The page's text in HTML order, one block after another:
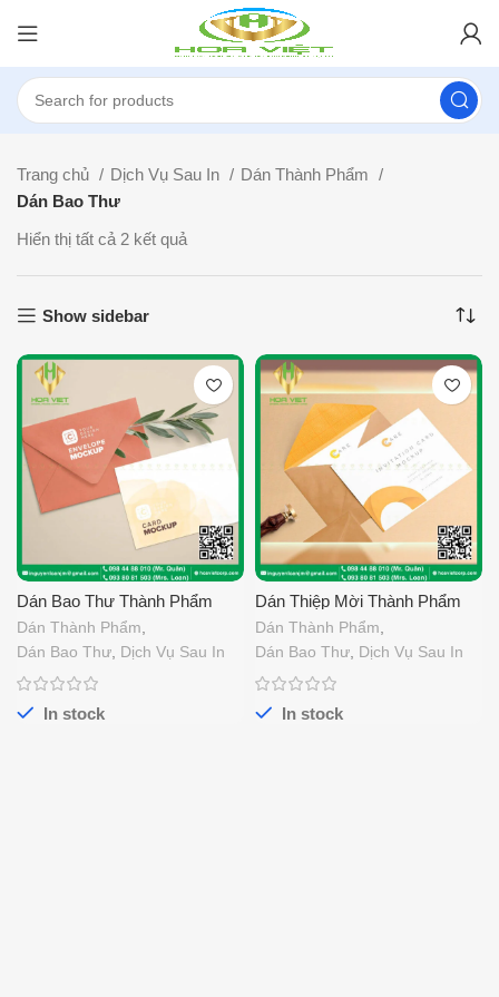
Trang chủ Dịch Vụ Sau In
Dán Thành Phẩm
Dán Bao Thư
Hiển thị tất cả 2 kết quả
Show sidebar
Dán Bao Thư Thành Phẩm
Dán Thành Phẩm
Dán Bao Thư Dịch Vụ Sau In
In stock
Dán Thiệp Mời Thành Phẩm
Dán Thành Phẩm
Dán Bao Thư Dịch Vụ Sau In
In stock